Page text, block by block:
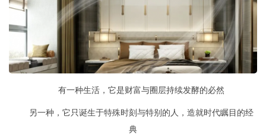
有一种生活，它是财富与圈层持续发酵的必然
另一种，它只诞生于特殊时刻与特别的人，造就时代瞩目的经
典